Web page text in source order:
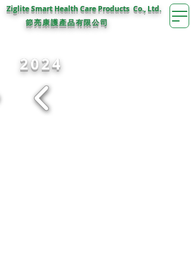
Ziglite Smart Health Care Products Co., Ltd.
節亮康護產品有限公司
2024